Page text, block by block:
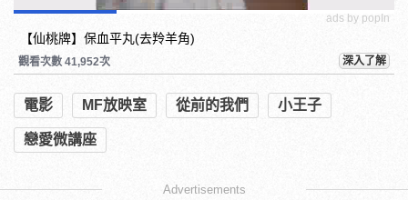
ads by popIn
【仙桃牌】保血平丸(去羚羊角)
觀看次數 41,952次 深入了解
電影 MF放映室 從前的我們 小王子
戀愛微講座
Advertisements